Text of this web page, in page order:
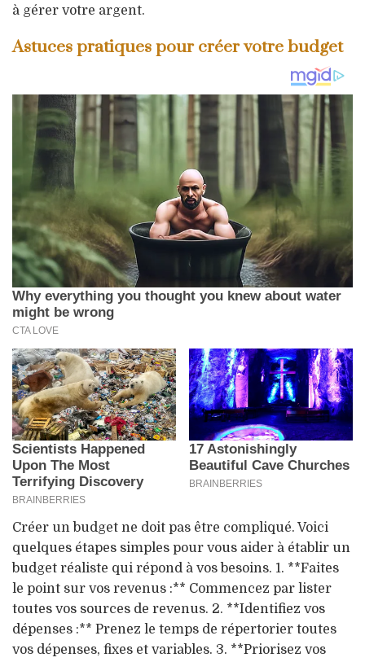
à gérer votre argent.
Astuces pratiques pour créer votre budget
Créer un budget ne doit pas être compliqué. Voici
quelques étapes simples pour vous aider à établir un
budget réaliste qui répond à vos besoins. 1. **Faites
le point sur vos revenus :** Commencez par lister
toutes vos sources de revenus. 2. **Identifiez vos
dépenses :** Prenez le temps de répertorier toutes
vos dépenses, fixes et variables. 3. **Priorisez vos